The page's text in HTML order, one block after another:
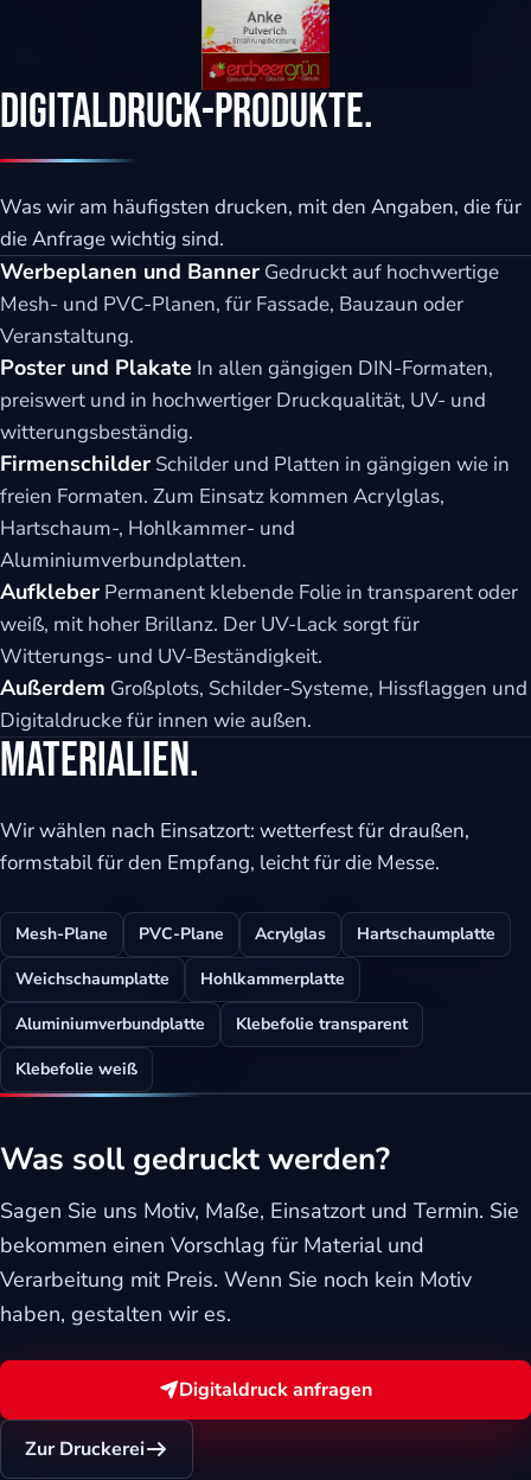
Digitaldruck-Produkte.
Was wir am häufigsten drucken, mit den Angaben, die für
die Anfrage wichtig sind.
Werbeplanen und Banner Gedruckt auf hochwertige
Mesh- und PVC-Planen, für Fassade, Bauzaun oder
Veranstaltung.
Poster und Plakate In allen gängigen DIN-Formaten,
preiswert und in hochwertiger Druckqualität, UV- und
witterungsbeständig.
Firmenschilder Schilder und Platten in gängigen wie in
freien Formaten. Zum Einsatz kommen Acrylglas,
Hartschaum-, Hohlkammer- und
Aluminiumverbundplatten.
Aufkleber Permanent klebende Folie in transparent oder
weiß, mit hoher Brillanz. Der UV-Lack sorgt für
Witterungs- und UV-Beständigkeit.
Außerdem Großplots, Schilder-Systeme, Hissflaggen und
Digitaldrucke für innen wie außen.
Materialien.
Wir wählen nach Einsatzort: wetterfest für draußen,
formstabil für den Empfang, leicht für die Messe.
Mesh-Plane PVC-Plane Acrylglas
Hartschaumplatte
Weichschaumplatte
Hohlkammerplatte
Aluminiumverbundplatte
Klebefolie transparent
Klebefolie weiß
Was soll gedruckt werden?
Sagen Sie uns Motiv, Maße, Einsatzort und Termin. Sie
bekommen einen Vorschlag für Material und
Verarbeitung mit Preis. Wenn Sie noch kein Motiv
haben, gestalten wir es.
Digitaldruck anfragen
Zur Druckerei